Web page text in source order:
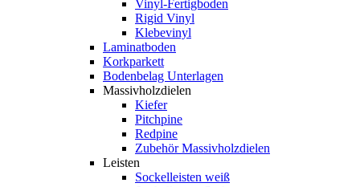
Vinyl-Fertigboden
Rigid Vinyl
Klebevinyl
Laminatboden
Korkparkett
Bodenbelag Unterlagen
Massivholzdielen
Kiefer
Pitchpine
Redpine
Zubehör Massivholzdielen
Leisten
Sockelleisten weiß